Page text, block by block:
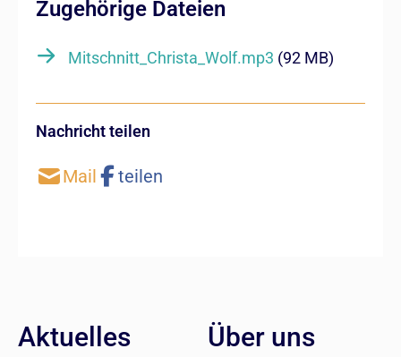
Zugehörige Dateien
Mitschnitt_Christa_Wolf.mp3 (92 MB)
Nachricht teilen
Aktuelles Über uns